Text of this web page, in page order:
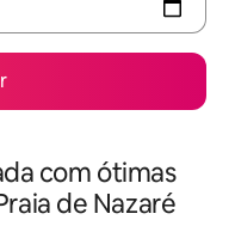
com ótimas
de Nazaré